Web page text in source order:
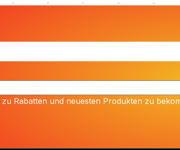
Rabatten und neuesten Produkten zu